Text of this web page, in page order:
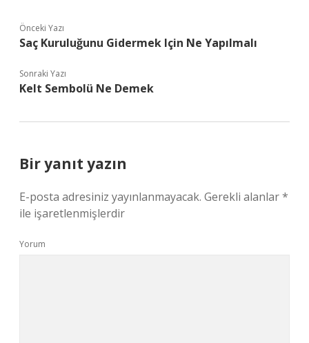
Önceki Yazı
Saç Kuruluğunu Gidermek Için Ne Yapılmalı
Sonraki Yazı
Kelt Sembolü Ne Demek
Bir yanıt yazın
E-posta adresiniz yayınlanmayacak. Gerekli alanlar*
ile işaretlenmişlerdir
Yorum